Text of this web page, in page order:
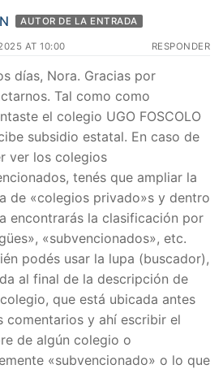
AUTOR DE LA ENTRADA
AT 10:00 RESPONDER
días, Nora. Gracias por
Tal como como
el colegio UGO FOSCOLO
subsidio estatal. En caso de
ver los colegios
tenés que ampliar la
de «colegios privado»s y dentro
encontrarás la clasificación por
«subvencionados», etc.
podés usar la lupa (buscador),
al final de la descripción de
que está ubicada antes
comentarios y ahí escribir el
de algún colegio o
«subvencionado» o lo que